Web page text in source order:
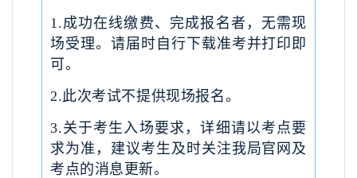
1.成功在线缴费、完成报名者，无需现
场受理。请届时自行下载准考并打印即
可。
2.此次考试不提供现场报名。
3.关于考生入场要求，详细请以考点要
求为准，建议考生及时关注我局官网及
考点的消息更新。